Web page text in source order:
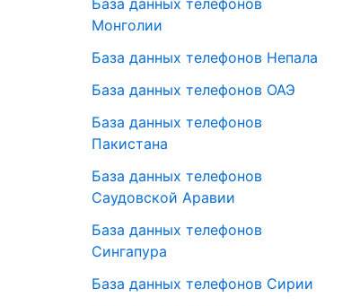
База данных телефонов
Монголии
База данных телефонов Непала
База данных телефонов ОАЭ
База данных телефонов
Пакистана
База данных телефонов
Саудовской Аравии
База данных телефонов
Сингапура
База данных телефонов Сирии